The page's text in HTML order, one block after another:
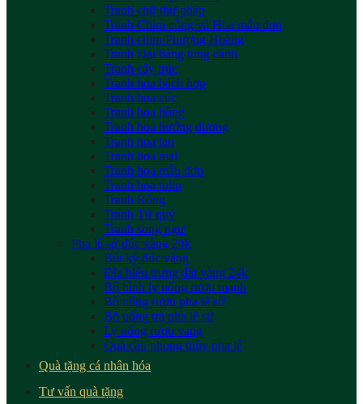
Tranh chữ thư pháp
Tranh Chim công và Hoa mẫu đơn
Tranh chim Phượng Hoàng
Tranh Đại bàng tung cánh
Tranh cây trúc
Tranh hoa bách hợp
Tranh hoa cúc
Tranh hoa hồng
Tranh hoa hướng dương
Tranh hoa lan
Tranh hoa mai
Tranh hoa mẫu đơn
Tranh hoa tulip
Tranh Rồng
Tranh Tứ quý
Tranh song ngư
Pha lê sứ đúc vàng 24k
Bút ký đúc vàng
Đĩa biểu trưng dát vàng 24k
Bộ bình ly uống rượu mạnh
Bộ uống rượu pha lê sứ
Bộ uống trà pha lê sứ
Ly uống rượu vang
Quả cầu phong thủy pha lê
Quà tặng cá nhân hóa
Tư vấn quà tặng